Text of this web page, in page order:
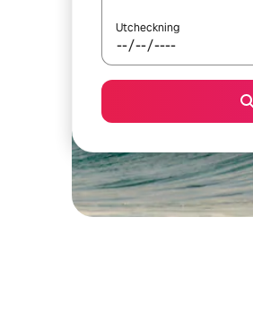
Utcheckning